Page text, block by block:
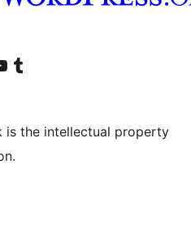
konto
YouTube-kanal
Besøg vores Tumblr-konto
is the intellectual property